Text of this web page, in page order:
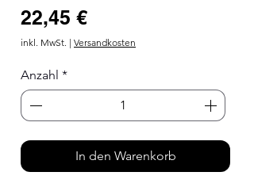
22,45 €Preis
inkl. MwSt. | Versandkosten
Anzahl *
In den Warenkorb